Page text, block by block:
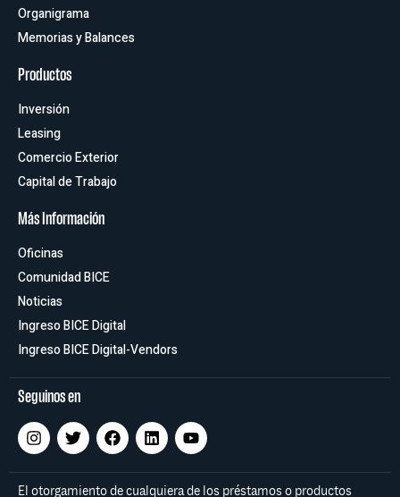
Organigrama
Memorias y Balances
Productos
Inversión
Leasing
Comercio Exterior
Capital de Trabajo
Más Información
Oficinas
Comunidad BICE
Noticias
Ingreso BICE Digital
Ingreso BICE Digital-Vendors
Seguinos en
El otorgamiento de cualquiera de los préstamos o productos